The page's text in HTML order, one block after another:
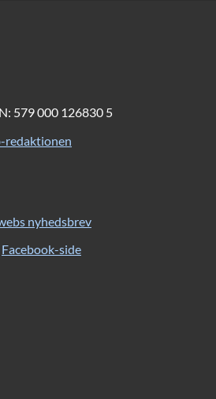
579 000 126830 5
redaktionen
nyhedsbrev
Facebook-side